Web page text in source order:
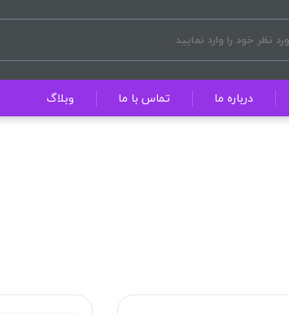
درباره ما تماس با ما وبلاگ